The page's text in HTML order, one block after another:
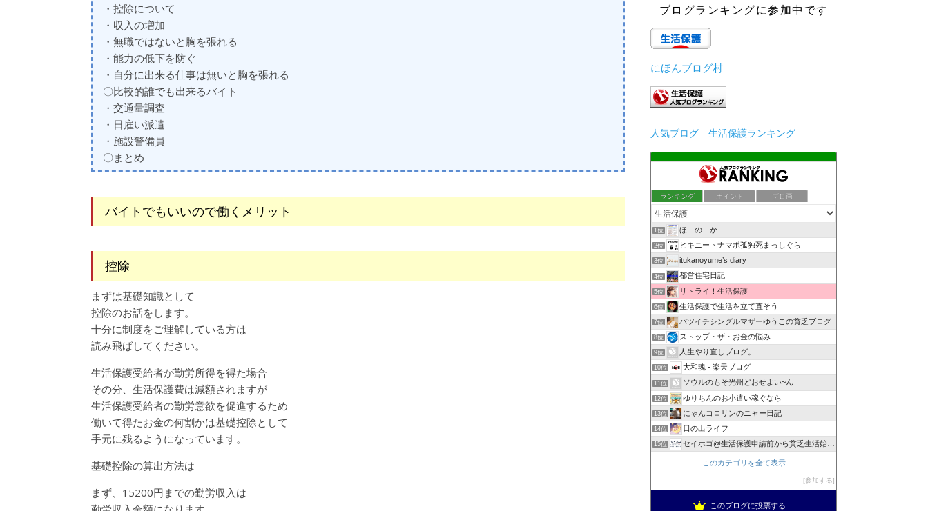
・控除について
・収入の増加
・無職ではないと胸を張れる
・能力の低下を防ぐ
・自分に出来る仕事は無いと胸を張れる
〇比較的誰でも出来るバイト
・交通量調査
・日雇い派遣
・施設警備員
〇まとめ
バイトでもいいので働くメリット
控除
まずは基礎知識として
控除のお話をします。
十分に制度をご理解している方は
読み飛ばしてください。
生活保護受給者が勤労所得を得た場合
その分、生活保護費は減額されますが
生活保護受給者の勤労意欲を促進するため
働いて得たお金の何割かは基礎控除として
手元に残るようになっています。
基礎控除の算出方法は
まず、15200円までの勤労収入は
ブログランキングに参加中です
にほんブログ村
人気ブログ 生活保護ランキング
ランキング ポイント ブロ画
1位 ほ の か
2位 ヒキニートナマポ孤独死まっしぐら
3位 itukanoyume’s diary
4位 都営住宅日記
5位 リトライ！生活保護
6位 生活保護で生活を立て直そう
7位 バツイチシングルマザーゆうこの貧乏ブログ
8位 ストップ・ザ・お金の悩み
9位 人生やり直しブログ。
10位 大和魂 - 楽天ブログ
11位 ソウルのもそ光州どおせよい~ん
12位 ゆりちんのお小遣い稼ぐなら
13位 にゃんコロリンのニャー日記
14位 日の出ライフ
15位 セイホゴ@生活保護申請前から貧乏生活始めます
このカテゴリを全て表示
参加する
このブログに投票する